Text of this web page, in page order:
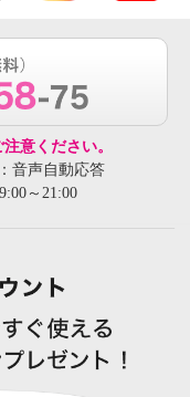
意ください。
音声自動応答
～21:00